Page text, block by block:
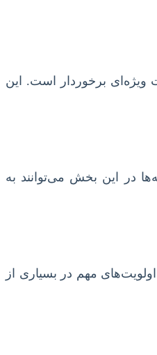
ویژه‌ای برخوردار است. این
در این بخش می‌توانند به
مهم در بسیاری از